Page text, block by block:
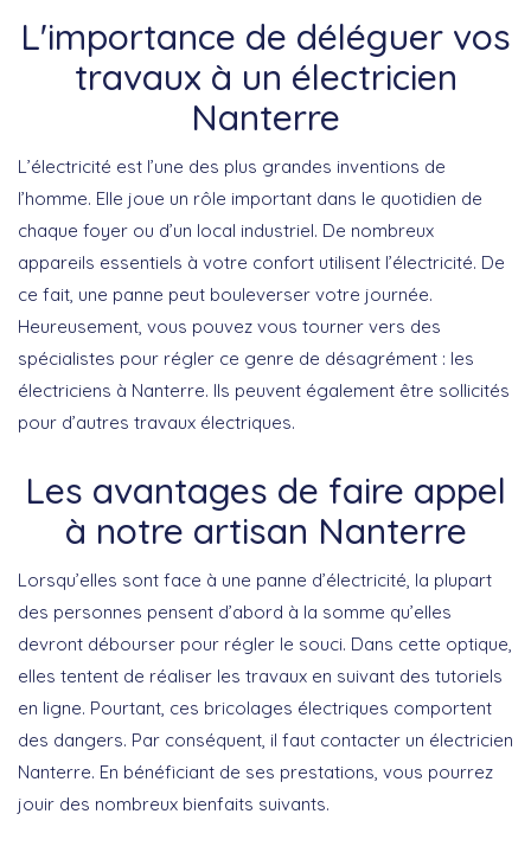
L'importance de déléguer vos
travaux à un électricien
Nanterre
L’électricité est l’une des plus grandes inventions de
l’homme. Elle joue un rôle important dans le quotidien de
chaque foyer ou d’un local industriel. De nombreux
appareils essentiels à votre confort utilisent l’électricité. De
ce fait, une panne peut bouleverser votre journée.
Heureusement, vous pouvez vous tourner vers des
spécialistes pour régler ce genre de désagrément : les
électriciens à Nanterre. Ils peuvent également être sollicités
pour d’autres travaux électriques.
Les avantages de faire appel
à notre artisan Nanterre
Lorsqu’elles sont face à une panne d’électricité, la plupart
des personnes pensent d’abord à la somme qu’elles
devront débourser pour régler le souci. Dans cette optique,
elles tentent de réaliser les travaux en suivant des tutoriels
en ligne. Pourtant, ces bricolages électriques comportent
des dangers. Par conséquent, il faut contacter un électricien
Nanterre. En bénéficiant de ses prestations, vous pourrez
jouir des nombreux bienfaits suivants.